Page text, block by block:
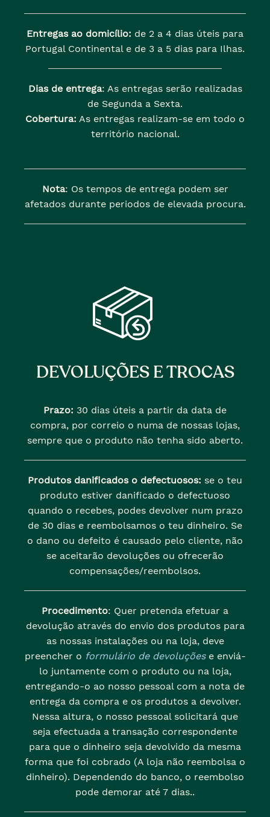
Entregas ao domicílio: de 2 a 4 dias úteis para
Portugal Continental e de 3 a 5 dias para Ilhas.
Dias de entrega: As entregas serão realizadas
de Segunda a Sexta.
Cobertura: As entregas realizam-se em todo o
território nacional.
Nota: Os tempos de entrega podem ser
afetados durante periodos de elevada procura.
DEVOLUÇÕES E TROCAS
Prazo: 30 dias úteis a partir da data de
compra, por correio o numa de nossas lojas,
sempre que o produto não tenha sido aberto.
Produtos danificados o defectuosos: se o teu
produto estiver danificado o defectuoso
quando o recebes, podes devolver num prazo
de 30 dias e reembolsamos o teu dinheiro. Se
o dano ou defeito é causado pelo cliente, não
se aceitarão devoluções ou ofrecerão
compensações/reembolsos.
Procedimento: Quer pretenda efetuar a
devolução através do envio dos produtos para
as nossas instalações ou na loja, deve
preencher o formulário de devoluçõese enviá-
lo juntamente com o produto ou na loja,
entregando-o ao nosso pessoal com a nota de
entrega da compra e os produtos a devolver.
Nessa altura, o nosso pessoal solicitará que
seja efectuada a transação correspondente
para que o dinheiro seja devolvido da mesma
forma que foi cobrado (A loja não reembolsa o
dinheiro). Dependendo do banco, o reembolso
pode demorar até 7 dias..